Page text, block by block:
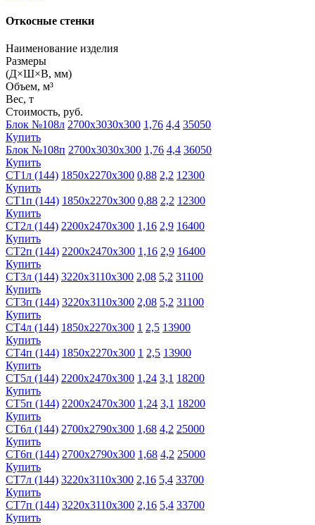
Откосные стенки
Наименование изделия
Размеры
(Д×Ш×В, мм)
Объем, м³
Вес, т
Стоимость, руб.
Блок №108л 2700х3030х300 1,76 4,4 35050
Купить
Блок №108п 2700х3030х300 1,76 4,4 36050
Купить
СТ1л (144) 1850х2270х300 0,88 2,2 12300
Купить
СТ1п (144) 1850х2270х300 0,88 2,2 12300
Купить
СТ2л (144) 2200х2470х300 1,16 2,9 16400
Купить
СТ2п (144) 2200х2470х300 1,16 2,9 16400
Купить
СТ3л (144) 3220х3110х300 2,08 5,2 31100
Купить
СТ3п (144) 3220х3110х300 2,08 5,2 31100
Купить
СТ4л (144) 1850х2270х300 1 2,5 13900
Купить
СТ4п (144) 1850х2270х300 1 2,5 13900
Купить
СТ5л (144) 2200х2470х300 1,24 3,1 18200
Купить
СТ5п (144) 2200х2470х300 1,24 3,1 18200
Купить
СТ6л (144) 2700х2790х300 1,68 4,2 25000
Купить
СТ6п (144) 2700х2790х300 1,68 4,2 25000
Купить
СТ7л (144) 3220х3110х300 2,16 5,4 33700
Купить
СТ7п (144) 3220х3110х300 2,16 5,4 33700
Купить